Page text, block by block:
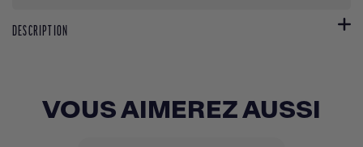
DESCRIPTION
VOUS AIMEREZ AUSSI